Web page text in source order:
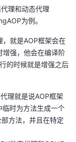
理和动态代理
为例。
就是AOP框架会在
增强，他会在编译阶
的时候就是增强之后
理就是说AOP框架
时为方法生成一个
方法，并且在特定